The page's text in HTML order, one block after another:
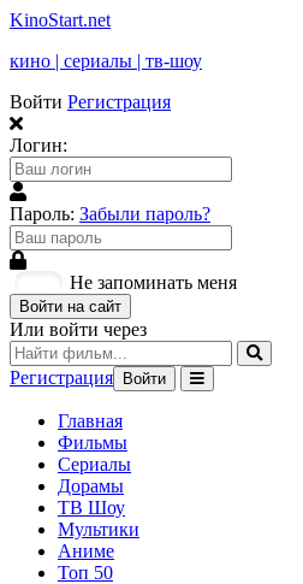
KinoStart.net
кино | сериалы | тв-шоу
Войти Регистрация
Логин:
Пароль: Забыли пароль?
Не запоминать меня
Войти на сайт
Или войти через
Регистрация Войти
Главная
Фильмы
Сериалы
Дорамы
ТВ Шоу
Мультики
Аниме
Топ 50